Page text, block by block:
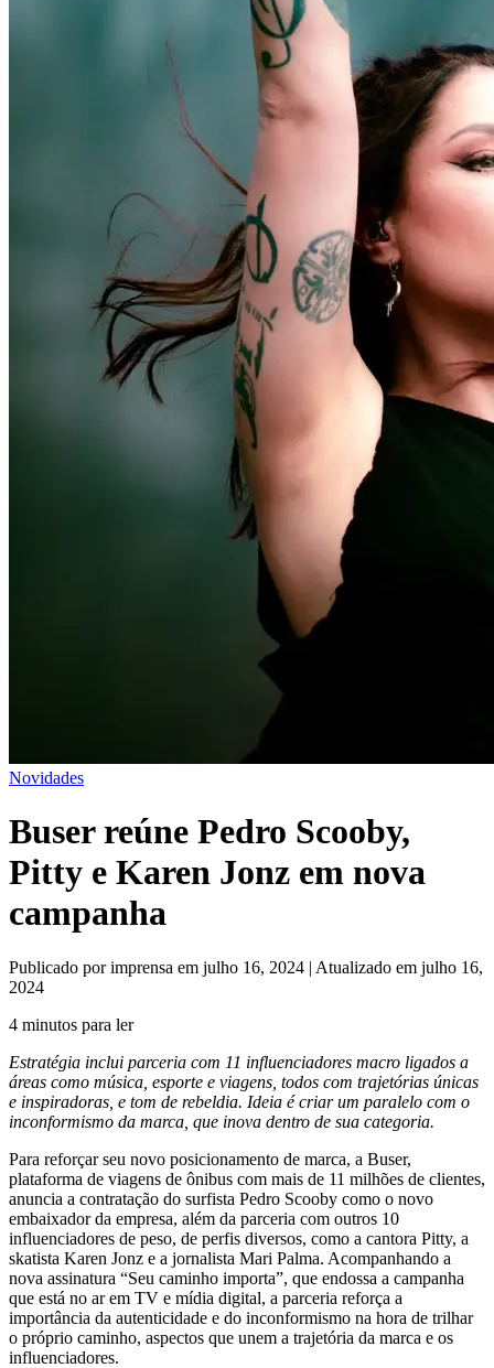
Novidades
Buser reúne Pedro Scooby,
Pitty e Karen Jonz em nova
campanha
Publicado por imprensa em julho 16, 2024 | Atualizado em julho 16,
2024
4 minutos para ler
Estratégia inclui parceria com 11 influenciadores macro ligados a
áreas como música, esporte e viagens, todos com trajetórias únicas
e inspiradoras, e tom de rebeldia. Ideia é criar um paralelo com o
inconformismo da marca, que inova dentro de sua categoria.
Para reforçar seu novo posicionamento de marca, a Buser,
plataforma de viagens de ônibus com mais de 11 milhões de clientes,
anuncia a contratação do surfista Pedro Scooby como o novo
embaixador da empresa, além da parceria com outros 10
influenciadores de peso, de perfis diversos, como a cantora Pitty, a
skatista Karen Jonz e a jornalista Mari Palma. Acompanhando a
nova assinatura “Seu caminho importa”, que endossa a campanha
que está no ar em TV e mídia digital, a parceria reforça a
importância da autenticidade e do inconformismo na hora de trilhar
o próprio caminho, aspectos que unem a trajetória da marca e os
influenciadores.